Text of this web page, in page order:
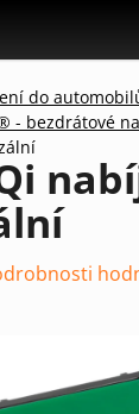
do
- bezdrátové